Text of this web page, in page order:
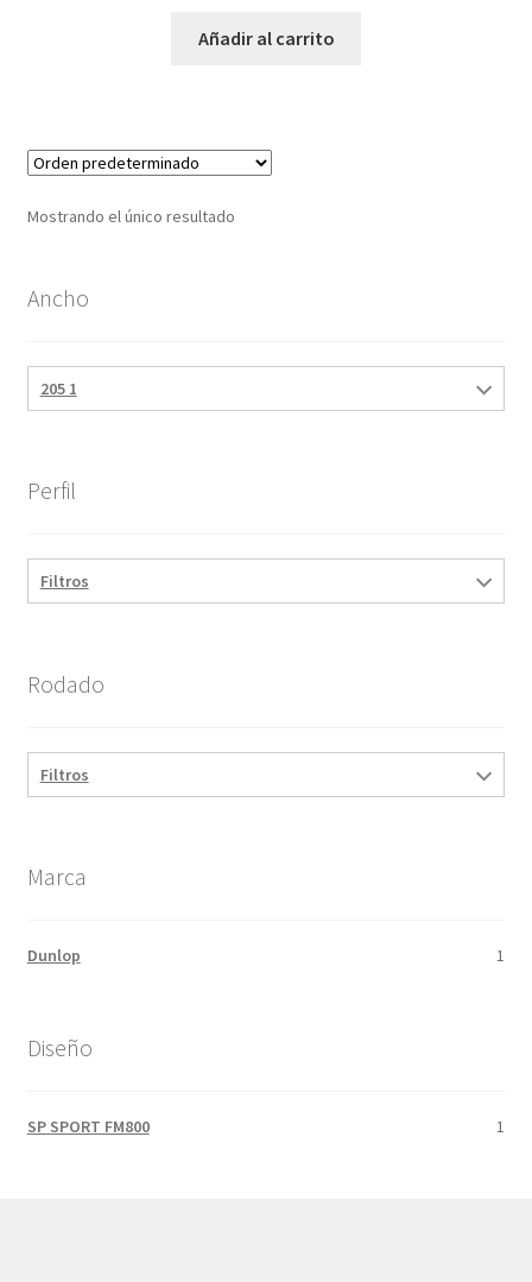
Añadir al carrito
Mostrando el único resultado
Ancho
205 1
Perfil
Filtros
Rodado
Filtros
Marca
Dunlop 1
Diseño
SP SPORT FM800 1